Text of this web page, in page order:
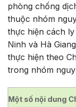
phòng chống
thuộc nhóm
thực hiện cách
Ninh và Hà
thực hiện theo
trong nhóm
Một số nội dung